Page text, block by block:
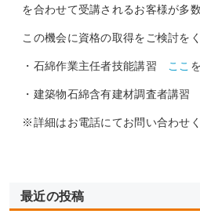
を合わせて受講されるお客様が多
この機会に資格の取得をご検討をく
・石綿作業主任者技能講習 ここ
・建築物石綿含有建材調査者講習
※詳細はお電話にてお問い合わせく
最近の投稿